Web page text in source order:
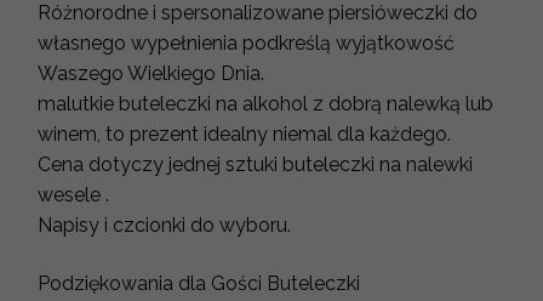
Różnorodne i spersonalizowane piersióweczki do
własnego wypełnienia podkreślą wyjątkowość
Waszego Wielkiego Dnia.
malutkie buteleczki na alkohol z dobrą nalewką lub
winem, to prezent idealny niemal dla każdego.
Cena dotyczy jednej sztuki buteleczki na nalewki
wesele .
Napisy i czcionki do wyboru.
Podziękowania dla Gości Buteleczki